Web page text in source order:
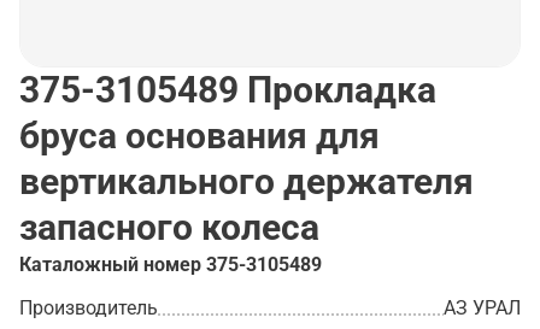
375-3105489 Прокладка
бруса основания для
вертикального держателя
запасного колеса
Каталожный номер 375-3105489
Производитель
АЗ УРАЛ